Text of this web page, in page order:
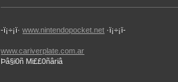
-ï¡÷¡ï·www.nintendopocket.net ·ï¡÷¡ï-
www.cariverplate.com.ar
Þâ§i0ñ Mi££0ñâriâ